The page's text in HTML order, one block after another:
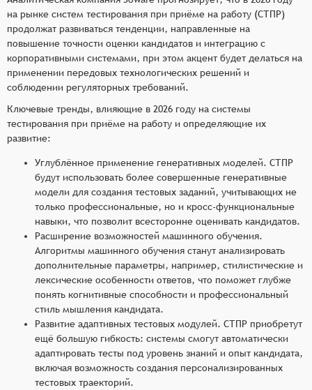
на рынке систем тестирования при приёме на работу (СТПР)
продолжат развиваться тенденции, направленные на
повышение точности оценки кандидатов и интеграцию с
корпоративными системами, при этом акцент будет делаться на
применении передовых технологических решений и
соблюдении регуляторных требований.
Ключевые тренды, влияющие в 2026 году на системы
тестирования при приёме на работу и определяющие их
развитие:
Углублённое применение генеративных моделей. СТПР
будут использовать более совершенные генеративные
модели для создания тестовых заданий, учитывающих не
только профессиональные, но и кросс-функциональные
навыки, что позволит всесторонне оценивать кандидатов.
Расширение возможностей машинного обучения.
Алгоритмы машинного обучения станут анализировать
дополнительные параметры, например, стилистические и
лексические особенности ответов, что поможет глубже
понять когнитивные способности и профессиональный
стиль мышления кандидата.
Развитие адаптивных тестовых модулей. СТПР приобретут
ещё большую гибкость: системы смогут автоматически
адаптировать тесты под уровень знаний и опыт кандидата,
включая возможность создания персонализированных
тестовых траекторий.